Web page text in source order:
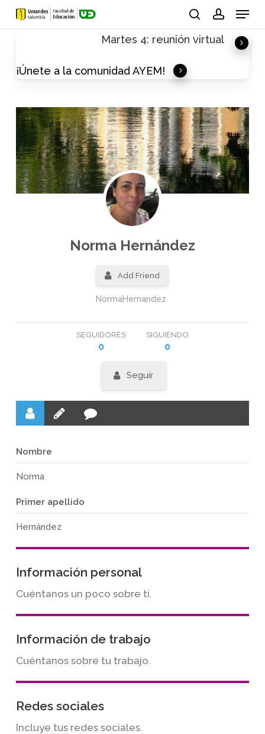
Skip
Menu
Martes 4: reunión virtual
¡Únete a la comunidad AYEM!
Norma Hernández
Add Friend
NormaHernandez
SEGUIDORES
0
SIGUIENDO
0
Seguir
Nombre
Norma
Primer apellido
Hernández
Información personal
Cuéntanos un poco sobre tí.
Información de trabajo
Cuéntanos sobre tu trabajo.
Redes sociales
Incluye tus redes sociales.